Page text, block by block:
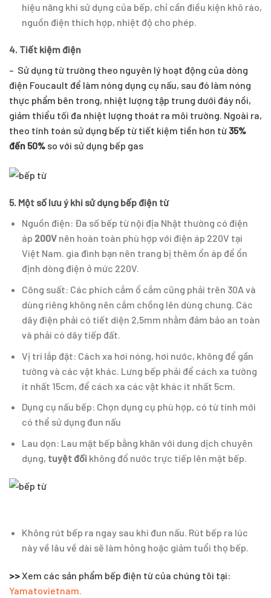
hiệu năng khi sử dụng của bếp, chỉ cần điều kiện khô ráo,
nguồn điện thích hợp, nhiệt độ cho phép.
4. Tiết kiệm điện
– Sử dụng từ trường theo nguyên lý hoạt động của dòng
điện Foucault để làm nóng dụng cụ nấu, sau đó làm nóng
thực phẩm bên trong, nhiệt lượng tập trung dưới đáy nồi,
giảm thiểu tối đa nhiệt lượng thoát ra môi trường. Ngoài ra,
theo tính toán sử dụng bếp từ tiết kiệm tiền hơn từ 35%
đến 50% so với sử dụng bếp gas
5. Một số lưu ý khi sử dụng bếp điện từ
Nguồn điện: Đa số bếp từ nội địa Nhật thường có điện
áp 200V nên hoàn toàn phù hợp với điện áp 220V tại
Việt Nam. gia đình bạn nên trang bị thêm ổn áp để ổn
định dòng điện ở mức 220V.
Công suất: Các phích cắm ổ cắm cũng phải trên 30A và
dùng riêng không nên cắm chồng lên dùng chung. Các
dây điện phải có tiết diện 2,5mm nhằm đảm bảo an toàn
và phải có dây tiếp đất.
Vị trí lắp đặt: Cách xa hơi nóng, hơi nước, không để gần
tường và các vật khác. Lưng bếp phải để cách xa tường
ít nhất 15cm, để cách xa các vật khác ít nhất 5cm.
Dụng cụ nấu bếp: Chọn dụng cụ phù hợp, có từ tính mới
có thể sử dụng đun nấu
Lau dọn: Lau mặt bếp bằng khăn với dung dịch chuyên
dụng, tuyệt đốikhông đổ nước trực tiếp lên mặt bếp.
Không rút bếp ra ngay sau khi đun nấu. Rút bếp ra lúc
này về lâu về dài sẽ làm hỏng hoặc giảm tuổi thọ bếp.
>>Xem các sản phẩm bếp điện từ của chúng tôi tại:
Yamatovietnam.